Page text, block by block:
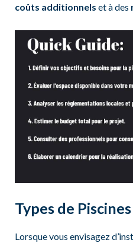
coûts additionnels et à des
Types de
Lorsque vous envisagez